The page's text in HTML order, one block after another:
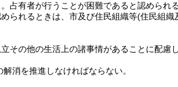
占有者が行うことが困難であると認められ
られるときは、市及び住民組織等(住民組織
その他の生活上の諸事情があることに配慮
消を推進しなければならない。